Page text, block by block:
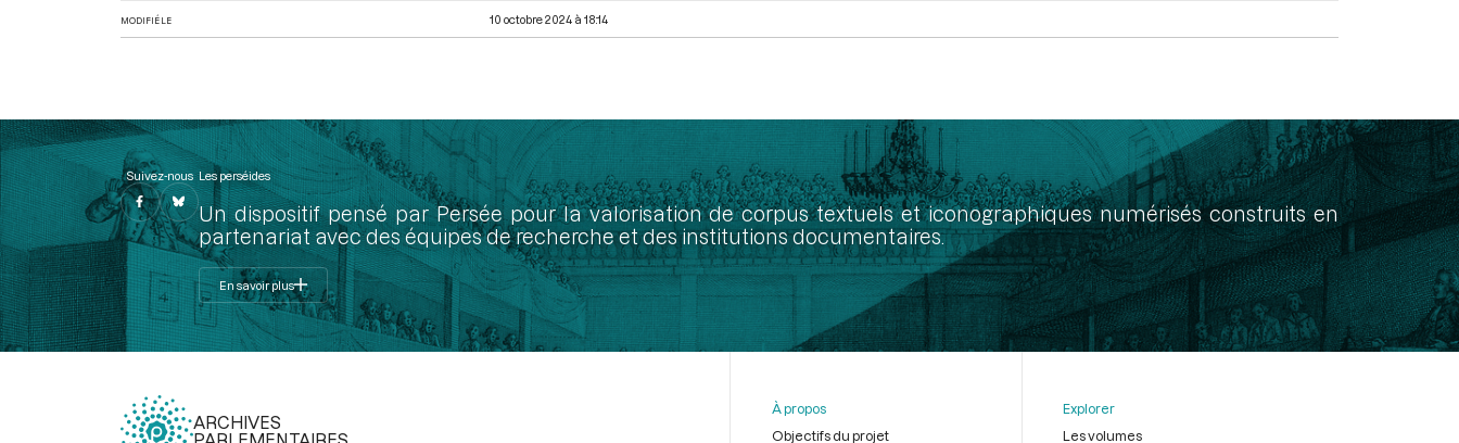
MODIFIÉ LE 10 octobre 2024 à 18:14
Suivez-nous Les perséides
Un dispositif pensé par Persée pour la valorisation de corpus textuels et iconographiques numérisés construits en
partenariat avec des équipes de recherche et des institutions documentaires.
En savoir plus
ARCHIVES
À propos
Objectifs du projet
Explorer
Les volumes